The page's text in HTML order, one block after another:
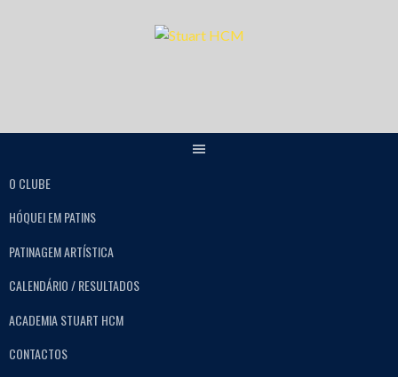
O CLUBE
HÓQUEI EM PATINS
PATINAGEM ARTÍSTICA
CALENDÁRIO / RESULTADOS
ACADEMIA STUART HCM
CONTACTOS